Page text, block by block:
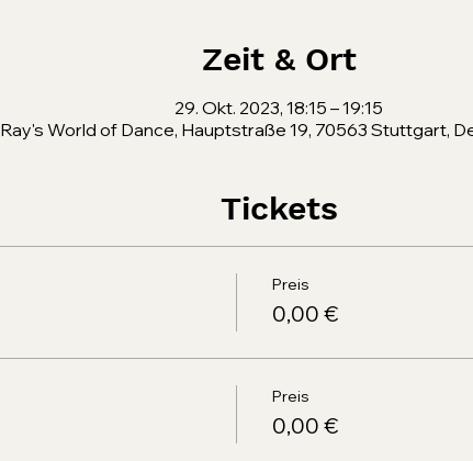
Zeit & Ort
29. Okt. 2023, 18:15 – 19:15
Ray's World of Dance, Hauptstraße 19, 70563 Stuttgart,
Tickets
Preis
0,00 €
Preis
0,00 €